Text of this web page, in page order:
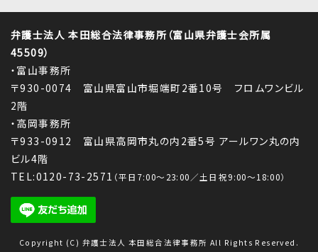
弁護士法人 本田総合法律事務所（富山県弁護士会所属
45509）
・富山事務所
〒930-0074 富山県富山市堀端町2番10号 フロムワンビル
2階
・高岡事務所
〒933-0912 富山県高岡市丸の内2番5号 アールワン丸の内
ビル4階
TEL:0120-73-2571 （平日7:00～23:00／土日祝9:00～18:00）
Copyright (C) 弁護士法人 本田総合法律事務所 All Rights Reserved.